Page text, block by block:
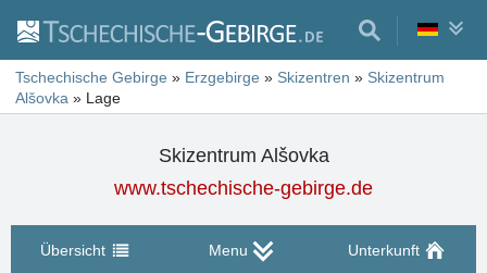
Tschechische Gebirge » Erzgebirge » Skizentren » Skizentrum
Alšovka » Lage
Skizentrum Alšovka
www.tschechische-gebirge.de
Übersicht Menu Unterkunft